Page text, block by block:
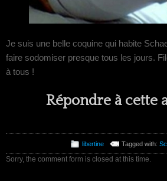
Je suis une belle coquine qui habite
faire sodomiser presque tous les jours.
à tous !
Répondre à cette
libertine Tagged with:
Sorry, the comment form is closed at this time.